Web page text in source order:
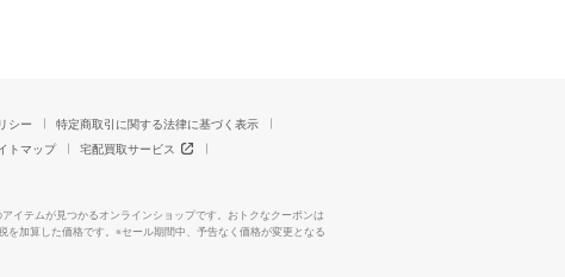
シー
特定商取引に関する法律に基づく表示
トマップ
宅配買取サービス
イテムが見つかるオンラインショップです。おトクなクーポンは
加算した価格です。※セール期間中、予告なく価格が変更となる